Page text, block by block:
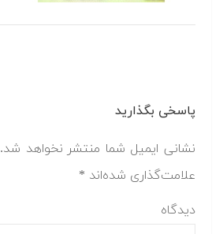
پاسخی بگذارید
نشانی ایمیل شما منتشر نخواهد شد.
علامت‌گذاری شده‌اند *
دیدگاه